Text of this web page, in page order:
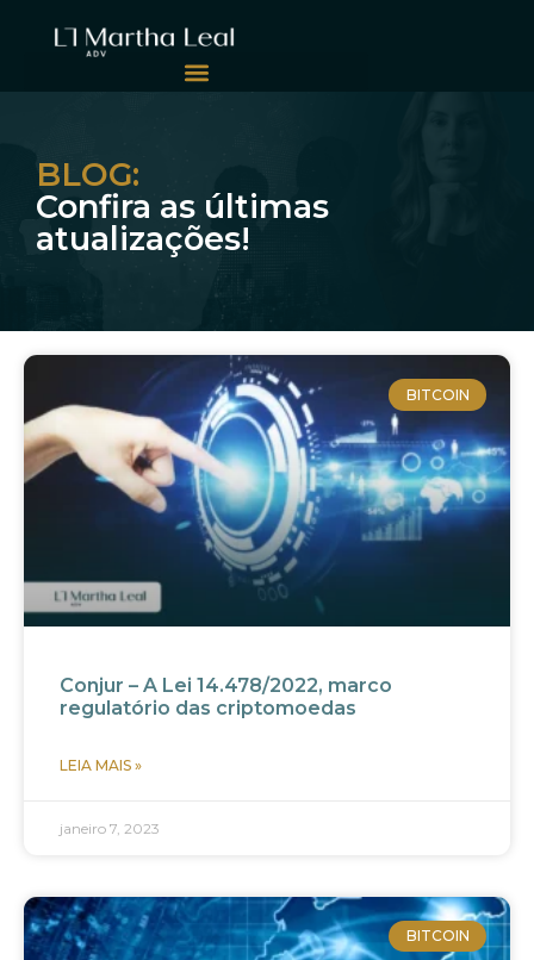
BLOG:
Confira as últimas
atualizações!
BITCOIN
Conjur – A Lei 14.478/2022, marco
regulatório das criptomoedas
LEIA MAIS »
janeiro 7, 2023
BITCOIN